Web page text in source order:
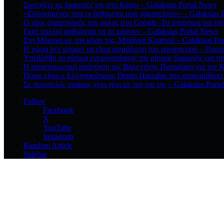
Συνεχίζει τις διακοπές της στο Κάπρι – Galaksias Portal News
«Ευλογημένος που οι άνθρωποι μού χαμογελούν» – Galaksias
O νέος στρατηγικός του ρόλος στη Google -Το στοίχημα για
Γιατί πολλοί φοβούνται να τα κόψουν – Galaksias Portal News
Στη Μύκονο με την κόρη της, Μπιάνκα Κρασσά – Galaksias
Η χώρα δεν μπορεί να είναι αιχμάλωτη του ρουσφετιού –
Υπεβλήθη το αίτημα ενεργοποίησης της ρήτρας διαφυγής για
Η αποστομωτική απάντηση της Βαλεντίνης Παπαδάκη για τον
Ποιος είναι ο Ελληνοκύπριος Demis Hassabis που
Σε πολυτελές σκάφος χέρι-χέρι με τον γιο της – Galaksias
Follow
Facebook
X
YouTube
Instagram
Random Article
Sidebar